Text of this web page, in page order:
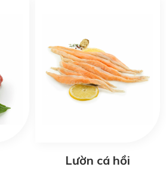
Lườn cá hồi